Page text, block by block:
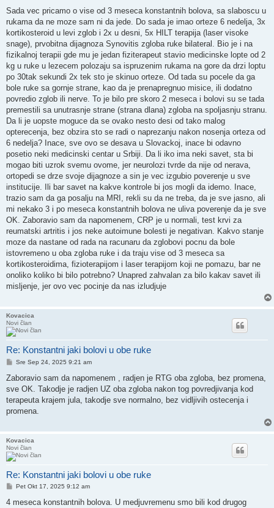
Sada vec pricamo o vise od 3 meseca konstantnih bolova, sa slaboscu u
rukama da ne moze sam ni da jede. Do sada je imao orteze 6 nedelja, 3x
kortikosteroid u levi zglob i 2x u desni, 5x HILT terapija (laser visoke
snage), prvobitna dijagnoza Synovitis zgloba ruke bilateral. Bio je i na
fizikalnoj terapii gde mu je jedan fiziterapeut stavio medicinske lopte od 2
kg u ruke u lezecem polozaju sa ispruzenim rukama na gore da drzi loptu
po 30tak sekundi 2x tek sto je skinuo orteze. Od tada su pocele da ga
bole ruke sa gornje strane, kao da je prenapregnuo misice, ili dodatno
povredio zglob ili nerve. To je bilo pre skoro 2 meseca i bolovi su se tada
premestili sa unutrasnje strane (strana dlana) zgloba na spoljasnju stranu.
Da li je uopste moguce da se ovako nesto desi od tako malog
opterecenja, bez obzira sto se radi o naprezanju nakon nosenja orteza od
6 nedelja? Inace, sve ovo se desava u Slovackoj, inace bi odavno
posetio neki medicinski centar u Srbiji. Da li iko ima neki savet, sta bi
mogao biti uzrok svemu ovome, jer neurolozi tvrde da nije od nerava,
ortopedi se drze svoje dijagnoze a sin je vec izgubio poverenje u sve
institucije. Ili bar savet na kakve kontrole bi jos mogli da idemo. Inace,
trazio sam da ga posalju na MRI, rekli su da ne treba, da je sve jasno, ali
mi nekako 3 i po meseca konstantnih bolova ne uliva poverenje da je sve
OK. Zaboravio sam da napomenem, CRP je u normali, test krvi za
reumatski artritis i jos neke autoimune bolesti je negativan. Kakvo stanje
moze da nastane od rada na racunaru da zglobovi pocnu da bole
istovremeno u oba zgloba ruke i da traju vise od 3 meseca sa
kortikosteroidima, fizioterapijom i laser terapijom koji ne pomazu, bar ne
onoliko koliko bi bilo potrebno? Unapred zahvalan za bilo kakav savet ili
misljenje, jer ovo vec pocinje da nas izludjuje
Kovacica
Novi član
Re: Konstantni jaki bolovi u obe ruke
Post
Sre Sep 24, 2025 9:21 am
Zaboravio sam da napomenem , radjen je RTG oba zgloba, bez promena,
sve OK. Takodje je radjen UZ oba zgloba nakon tog povredjivanja kod
terapeuta krajem jula, takodje sve normalno, bez vidljivih ostecenja i
promena.
Kovacica
Novi član
Re: Konstantni jaki bolovi u obe ruke
Post
Pet Okt 17, 2025 9:12 am
4 meseca konstantnih bolova. U medjuvremenu smo bili kod drugog